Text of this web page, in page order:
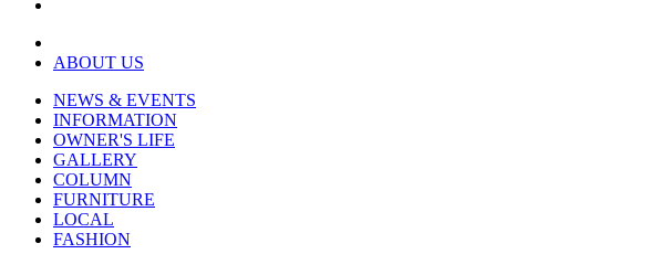
ABOUT US
NEWS & EVENTS
INFORMATION
OWNER'S LIFE
GALLERY
COLUMN
FURNITURE
LOCAL
FASHION